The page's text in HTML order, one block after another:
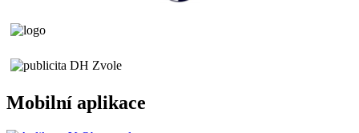
Mobilní aplikace